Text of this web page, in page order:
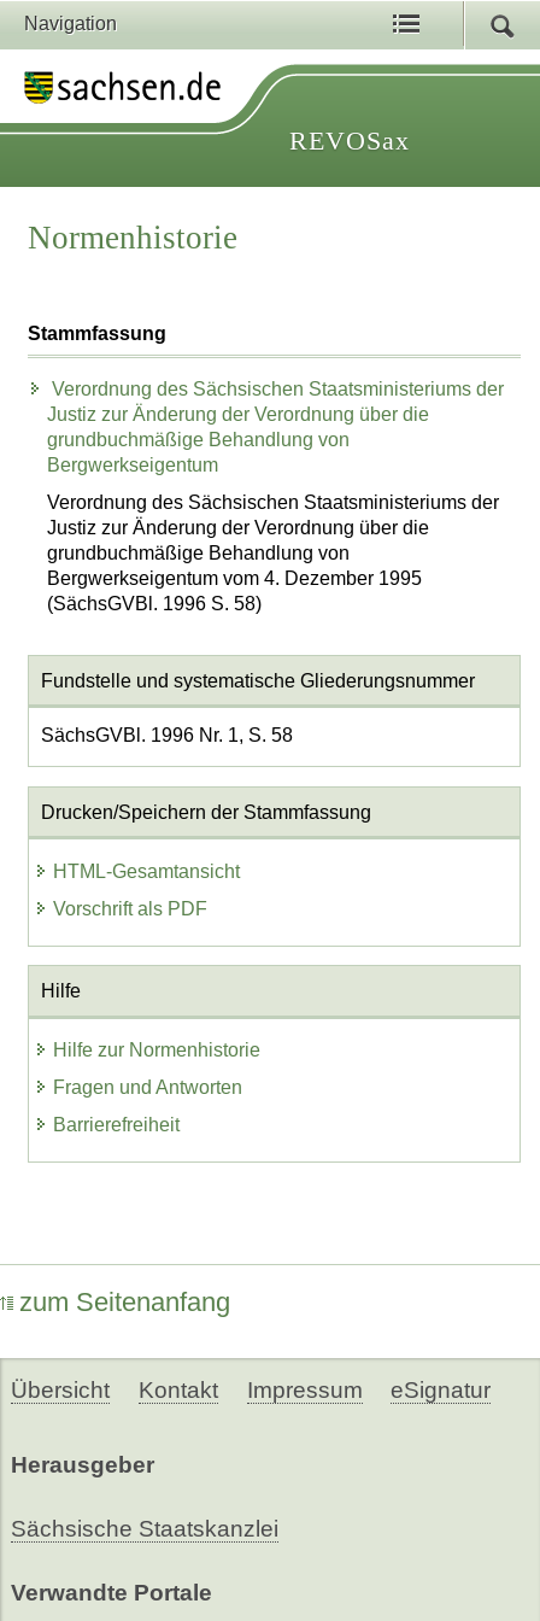
Navigation
REVOSax
Normenhistorie
Stammfassung
Verordnung des Sächsischen Staatsministeriums der
Justiz zur Änderung der Verordnung über die
grundbuchmäßige Behandlung von
Bergwerkseigentum
Verordnung des Sächsischen Staatsministeriums der
Justiz zur Änderung der Verordnung über die
grundbuchmäßige Behandlung von
Bergwerkseigentum vom 4. Dezember 1995
(SächsGVBl. 1996 S. 58)
Fundstelle und systematische Gliederungsnummer
SächsGVBl. 1996 Nr. 1, S. 58
Drucken/Speichern der Stammfassung
HTML-Gesamtansicht
Vorschrift als PDF
Hilfe
Hilfe zur Normenhistorie
Fragen und Antworten
Barrierefreiheit
zum Seitenanfang
Übersicht Kontakt Impressum eSignatur
Herausgeber
Sächsische Staatskanzlei
Verwandte Portale